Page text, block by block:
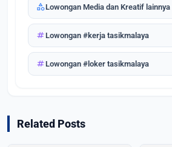
categoryLowongan Media dan Kreatif lainnya
tagLowongan #kerja tasikmalaya
tagLowongan #loker tasikmalaya
Related Posts